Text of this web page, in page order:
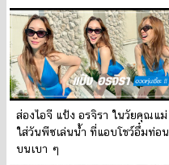
ส่องไอจี แป้ง อรจิรา ในวัยคุณแม่
ใส่วันพีซเล่นน้ำ ที่แอบโชว์อึ๋มท่อน
บนเบา ๆ